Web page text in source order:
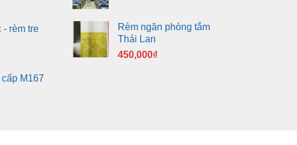
- rèm tre
M167
Rèm ngăn phòng tắm
Thái Lan
450,000₫